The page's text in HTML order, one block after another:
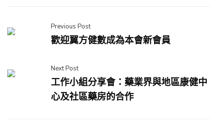
Previous Post
歡迎翼方健數成為本會新會員
Next Post
工作小組分享會：藥業界與地區康健中
心及社區藥房的合作